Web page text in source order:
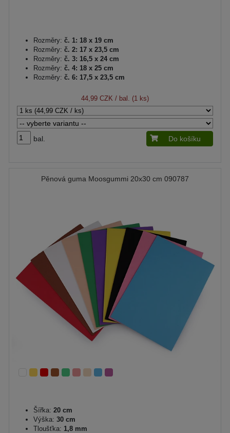
Rozměry: č. 1: 18 x 19 cm
Rozměry: č. 2: 17 x 23,5 cm
Rozměry: č. 3: 16,5 x 24 cm
Rozměry: č. 4: 18 x 25 cm
Rozměry: č. 6: 17,5 x 23,5 cm
44,99 CZK / bal. (1 ks)
bal. Do košíku
Pěnová guma Moosgummi 20x30 cm 090787
Šířka: 20 cm
Výška: 30 cm
Tloušťka: 1,8 mm